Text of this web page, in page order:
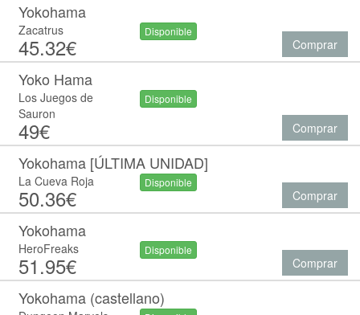
Yokohama
Zacatrus
45.32€
Disponible
Comprar
Yoko Hama
Los Juegos de
Sauron
49€
Disponible
Comprar
Yokohama [ÚLTIMA UNIDAD]
La Cueva Roja
50.36€
Disponible
Comprar
Yokohama
HeroFreaks
51.95€
Disponible
Comprar
Yokohama (castellano)